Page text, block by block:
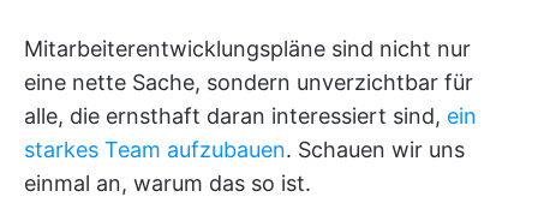
Mitarbeiterentwicklungspläne sind nicht nur
eine nette Sache, sondern unverzichtbar für
alle, die ernsthaft daran interessiert sind, ein
starkes Team aufzubauen. Schauen wir uns
einmal an, warum das so ist.